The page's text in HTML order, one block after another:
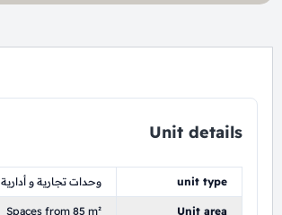
Unit details
unit type وحدات تجارية و أدارية
Unit area
Spaces from 85 m²